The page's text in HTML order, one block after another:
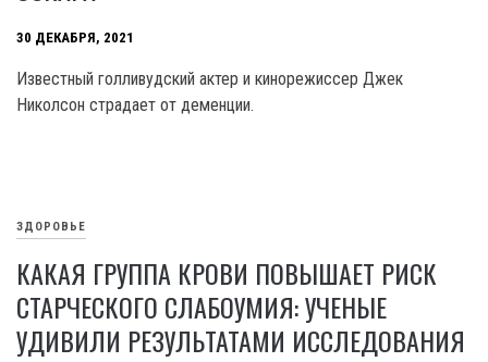
30 ДЕКАБРЯ, 2021
Известный голливудский актер и кинорежиссер Джек
Николсон страдает от деменции.
ЗДОРОВЬЕ
КАКАЯ ГРУППА КРОВИ ПОВЫШАЕТ РИСК
СТАРЧЕСКОГО СЛАБОУМИЯ: УЧЕНЫЕ
УДИВИЛИ РЕЗУЛЬТАТАМИ ИССЛЕДОВАНИЯ